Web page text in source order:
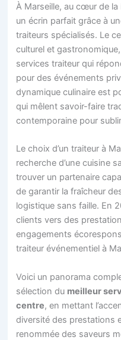
À Marseille, au cœur de la
un écrin parfait grâce à
traiteurs spécialisés. Le
culturel et
services traiteur qui
pour des événements
dynamique culinaire est
qui mêlent savoir-faire
contemporaine pour
Le choix d’un traiteur à
recherche d’une cuisine
trouver un partenaire
de garantir la fraîcheur
logistique sans faille. En
clients vers des
engagements
traiteur événementiel à
Voici un panorama
sélection du meilleur
centre, en mettant
diversité des prestations
renommée des saveurs